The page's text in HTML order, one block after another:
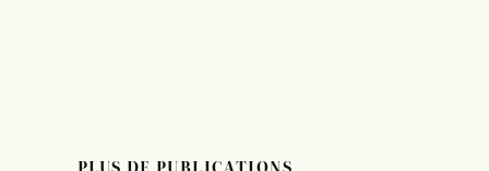
PLUS DE PUBLICATIONS